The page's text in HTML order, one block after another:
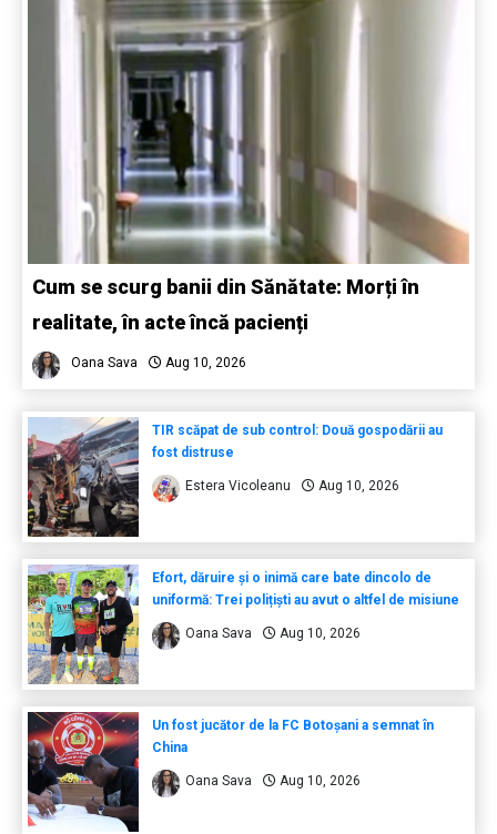
Cum se scurg banii din Sănătate: Morți în
realitate, în acte încă pacienți
Oana Sava Aug 10, 2026
TIR scăpat de sub control: Două gospodării au
fost distruse
Estera Vicoleanu Aug 10, 2026
Efort, dăruire și o inimă care bate dincolo de
uniformă: Trei polițiști au avut o altfel de misiune
Oana Sava Aug 10, 2026
Un fost jucător de la FC Botoșani a semnat în
China
Oana Sava Aug 10, 2026